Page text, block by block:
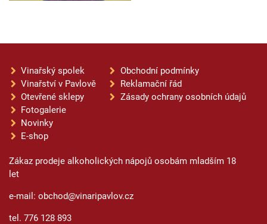
Vinařský spolek
Vinařství v Pavlově
Otevřené sklepy
Fotogalerie
Novinky
E-shop
Obchodní podmínky
Reklamační řád
Zásady ochrany osobních údajů
Zákaz prodeje alkoholických nápojů osobám mladším 18
let
e-mail: obchod@vinaripavlov.cz
tel. 776 128 893